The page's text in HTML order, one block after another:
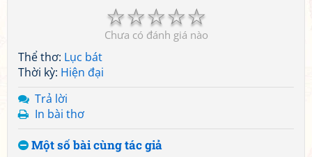
☆
☆
☆
☆
☆
Chưa có đánh giá nào
Thể thơ: Lục bát
Thời kỳ: Hiện đại
Trả lời
In bài thơ
Một số bài cùng tác giả